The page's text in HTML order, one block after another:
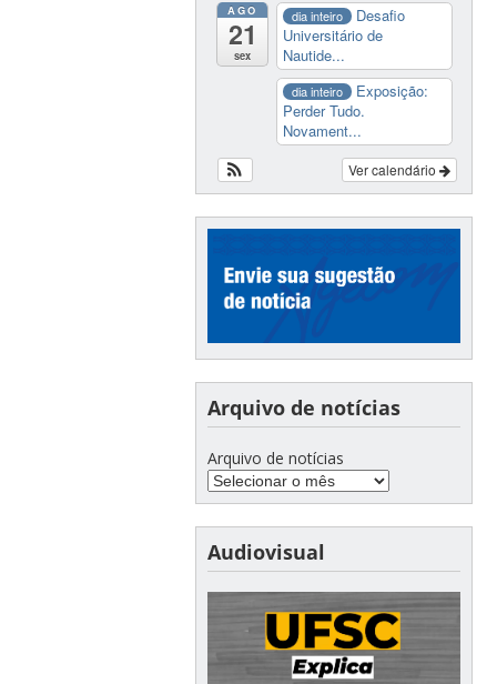
AGO
21
sex
dia inteiro
Desafio
Universitário de
Nautide...
dia inteiro
Exposição:
Perder Tudo.
Novament...
Ver calendário
Arquivo de notícias
Arquivo de notícias
Audiovisual